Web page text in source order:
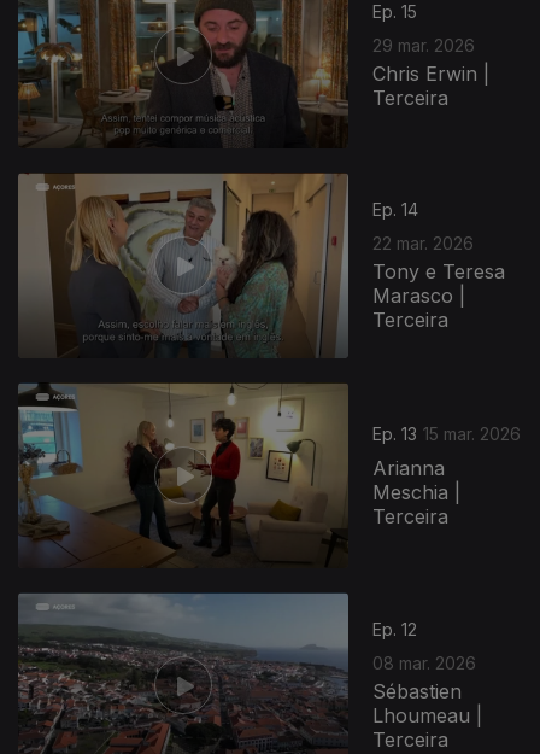
Ep. 15
29 mar. 2026
Chris Erwin |
Terceira
Ep. 14
22 mar. 2026
Tony e Teresa
Marasco |
Terceira
Ep. 13 15 mar. 2026
Arianna
Meschia |
Terceira
Ep. 12
08 mar. 2026
Sébastien
Lhoumeau |
Terceira